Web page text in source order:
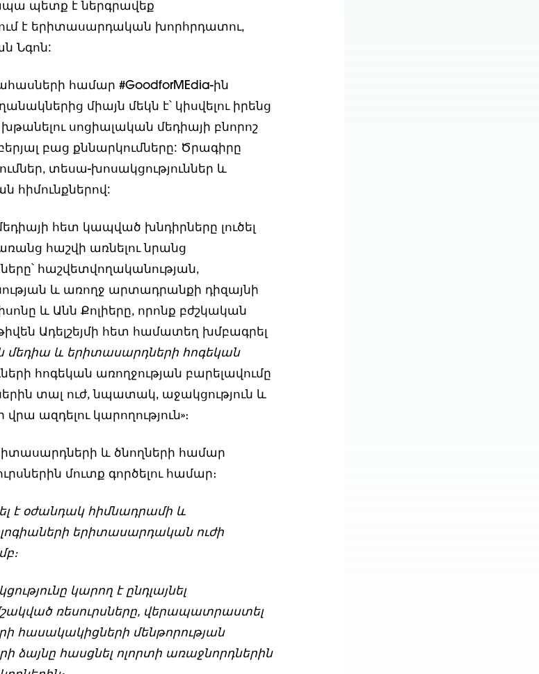
պետք է ներգրավեք
է երիտասարդական խորհրդատու,
Նգոն:
համար #GoodforMEdia-ին
միայն մեկն է՝ կիսվելու իրենց
սոցիալական մեդիայի բնորոշ
բաց քննարկումները: Ծրագիրը
տեսա-խոսակցություններ և
հիմունքներով:
հետ կապված խնդիրները լուծել
հաշվի առնելու նրանց
հաշվետվողականության,
և առողջ արտադրանքի դիզայնի
և Անն Քոլիերը, որոնք բժշկական
Ադելշեյմի հետ համատեղ խմբագրել
մեդիա և երիտասարդների հոգեկան
հոգեկան առողջության բարելավումը
տալ ուժ, նպատակ, աջակցություն և
ազդելու կարողություն»։
և ծնողների համար
մուտք գործելու համար։
է օժանդակ հիմնադրամի և
երիտասարդական ուժի
կարող է ընդլայնել
ռեսուրսները, վերապատրաստել
հասակակիցների մենթորության
ձայնը հասցնել ոլորտի առաջնորդներին